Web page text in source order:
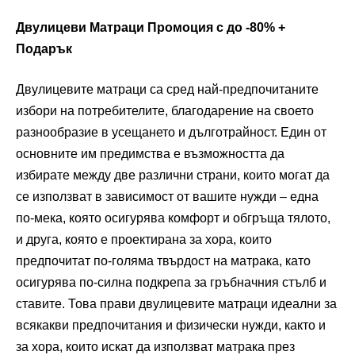
Двулицеви Матраци Промоция с до -80% +
Подарък
Двулицевите матраци са сред най-предпочитаните
избори на потребителите, благодарение на своето
разнообразие в усещането и дълготрайност. Един от
основните им предимства е възможността да
избирате между две различни страни, които могат да
се използват в зависимост от вашите нужди – една
по-мека, която осигурява комфорт и обгръща тялото,
и друга, която е проектирана за хора, които
предпочитат по-голяма твърдост на матрака, като
осигурява по-силна подкрепа за гръбначния стълб и
ставите. Това прави двулицевите матраци идеални за
всякакви предпочитания и физически нужди, както и
за хора, които искат да използват матрака през